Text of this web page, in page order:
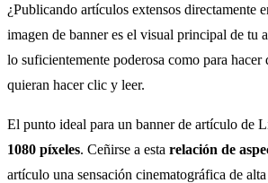
¿Publicando artículos extensos directamente
imagen de banner es el visual principal de tu
lo suficientemente poderosa como para hacer
quieran hacer clic y leer.
El punto ideal para un banner de artículo de
1080 píxeles. Ceñirse a esta relación de
artículo una sensación cinematográfica de